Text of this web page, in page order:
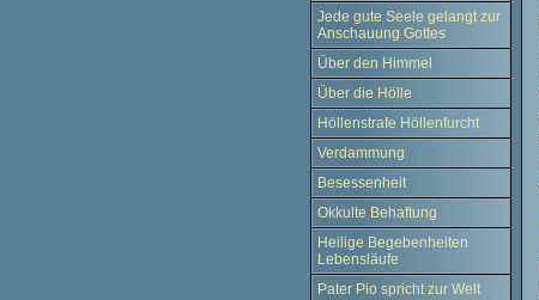
Jede gute Seele gelangt zur
Anschauung Gottes
Über den Himmel
Über die Hölle
Höllenstrafe Höllenfurcht
Verdammung
Besessenheit
Okkulte Behaftung
Heilige Begebenheiten
Lebensläufe
Pater Pio spricht zur Welt